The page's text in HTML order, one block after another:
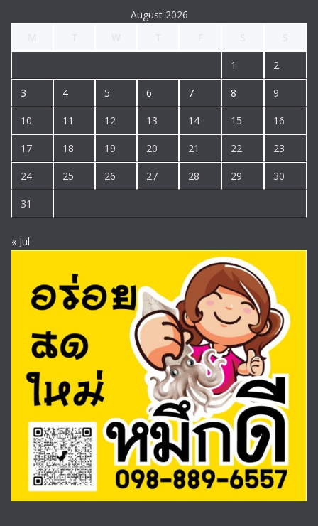
August 2026
1 2
3 4 5 6 7 8 9
10 11 12 13 14 15 16
17 18 19 20 21 22 23
24 25 26 27 28 29 30
31
« Jul